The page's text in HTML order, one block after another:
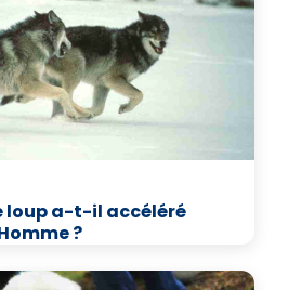
loup a-t-il accéléré
?